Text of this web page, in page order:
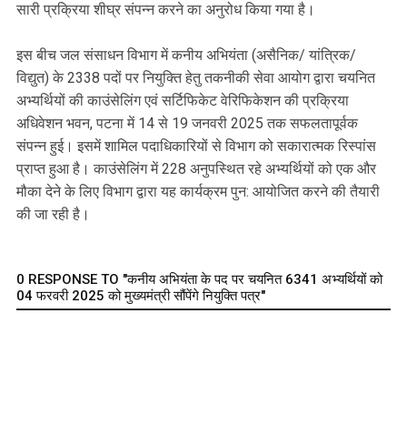
सारी प्रक्रिया शीघ्र संपन्न करने का अनुरोध किया गया है।
इस बीच जल संसाधन विभाग में कनीय अभियंता (असैनिक/ यांत्रिक/
विद्युत) के 2338 पदों पर नियुक्ति हेतु तकनीकी सेवा आयोग द्वारा चयनित
अभ्यर्थियों की काउंसेलिंग एवं सर्टिफिकेट वेरिफिकेशन की प्रक्रिया
अधिवेशन भवन, पटना में 14 से 19 जनवरी 2025 तक सफलतापूर्वक
संपन्न हुई। इसमें शामिल पदाधिकारियों से विभाग को सकारात्मक रिस्पांस
प्राप्त हुआ है। काउंसेलिंग में 228 अनुपस्थित रहे अभ्यर्थियों को एक और
मौका देने के लिए विभाग द्वारा यह कार्यक्रम पुन: आयोजित करने की तैयारी
की जा रही है।
0 RESPONSE TO "कनीय अभियंता के पद पर चयनित 6341 अभ्यर्थियों को
04 फरवरी 2025 को मुख्यमंत्री सौंपेंगे नियुक्ति पत्र"